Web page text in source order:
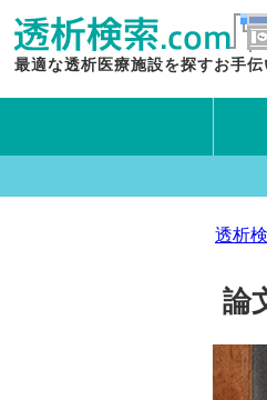
最適な透析医療施設を探すお手伝
透析
論